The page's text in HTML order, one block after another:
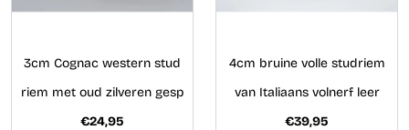
3cm Cognac western stud
riem met oud zilveren gesp
€24,95
4cm bruine volle studriem
van Italiaans volnerf leer
€39,95